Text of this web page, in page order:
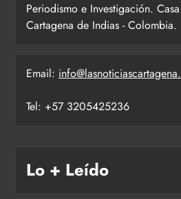
Periodismo e Investigación.
Cartagena de Indias - Colombia.
Email:
Tel: +57 3205425236
Lo + Leído